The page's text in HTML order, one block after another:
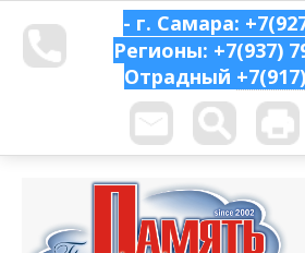
- г. Самара:
Регионы: +7(937)
Отрадный